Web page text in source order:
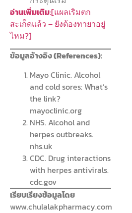
อ่านเพิ่มเติม:[แผลเริมตก
สะเก็ดแล้ว – ยังต้องทายาอยู่
ไหม?]
ข้อมูลอ้างอิง (References):
Mayo Clinic. Alcohol
and cold sores: What’s
the link?
mayoclinic.org
NHS. Alcohol and
herpes outbreaks.
nhs.uk
CDC. Drug interactions
with herpes antivirals.
cdc.gov
เรียบเรียงข้อมูลโดย
www.chulalakpharmacy.com